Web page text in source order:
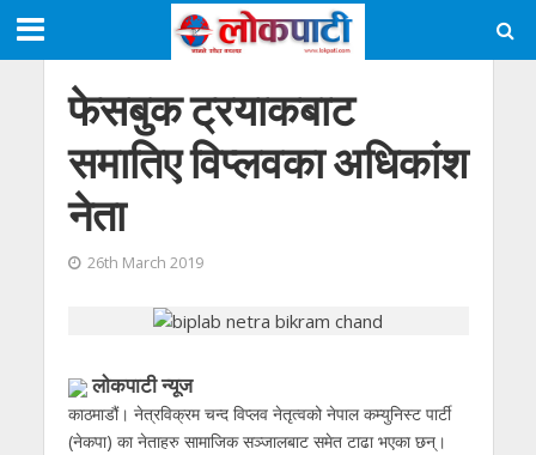
फेसबुक ट्रयाकबाट
समातिए विप्लवका अधिकांश
नेता
26th March 2019
लाेकपाटी न्यूज
काठमाडौं। नेत्रविक्रम चन्द विप्लव नेतृत्वको नेपाल कम्युनिस्ट पार्टी
(नेकपा) का नेताहरु सामाजिक सञ्जालबाट समेत टाढा भएका छन्।